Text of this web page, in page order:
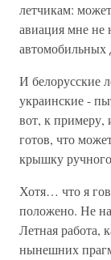
летчикам:
авиация мне не
автомобильных
И белорусские
украинские -
вот, к примеру,
готов, что
крышку
Хотя… что я
положено. Не
Летная работа,
нынешних